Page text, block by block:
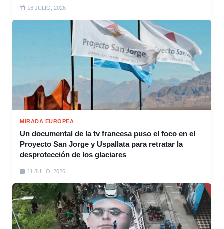
16 JULIO, 2026
MIRADA EUROPEA
Un documental de la tv francesa puso el foco en el
Proyecto San Jorge y Uspallata para retratar la
desprotección de los glaciares
11 JULIO, 2026